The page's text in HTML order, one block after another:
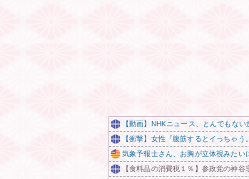
【動画】NHKニュース、とんでもな
【衝撃】女性『腹筋するとイっちゃ
気象予報士さん、お胸が立体視みた
【食料品の消費税１％】参政党の神